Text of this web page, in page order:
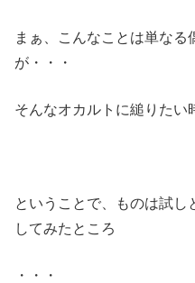
まぁ、こんなことは単な
が・・・
そんなオカルトに縋りたい
ということで、ものは試し
してみたところ
・・・